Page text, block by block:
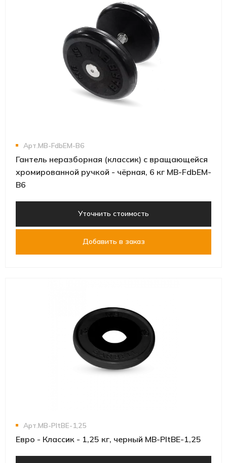
Арт.MB-FdbEM-B6
Гантель неразборная (классик) с вращающейся
хромированной ручкой - чёрная, 6 кг MB-FdbEM-
B6
Уточнить стоимость
Добавить в заказ
Арт.MB-PltBE-1,25
Евро - Классик - 1,25 кг, черный MB-PltBE-1,25